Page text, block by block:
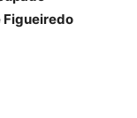
Figueiredo